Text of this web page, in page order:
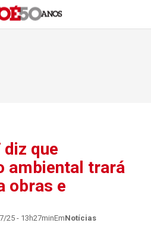
que
ambiental trará
obras e
25 - 13h27minEmNotícias